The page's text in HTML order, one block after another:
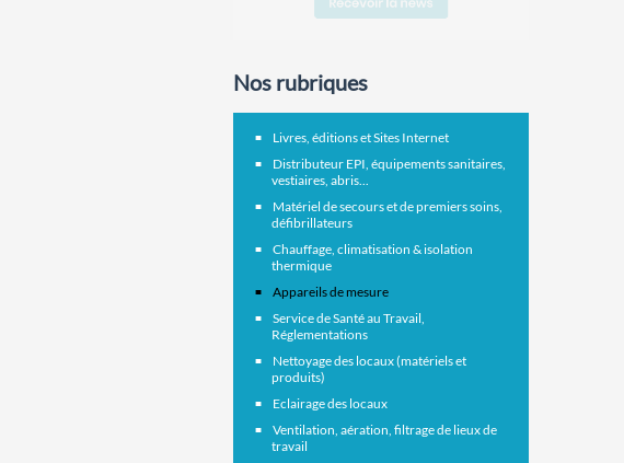
Nos rubriques
Livres, éditions et Sites Internet
Distributeur EPI, équipements sanitaires,
vestiaires, abris...
Matériel de secours et de premiers soins,
défibrillateurs
Chauffage, climatisation & isolation
thermique
Appareils de mesure
Service de Santé au Travail,
Réglementations
Nettoyage des locaux (matériels et
produits)
Eclairage des locaux
Ventilation, aération, filtrage de lieux de
travail